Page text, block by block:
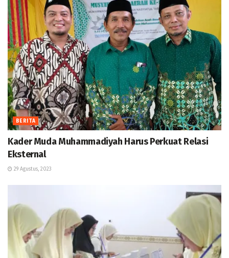
BERITA
Kader Muda Muhammadiyah Harus Perkuat Relasi
Eksternal
29 Agustus, 2023